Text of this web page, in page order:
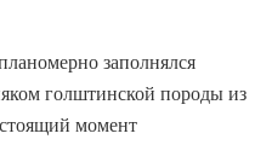
заполнялся
голштинской породы из
момент